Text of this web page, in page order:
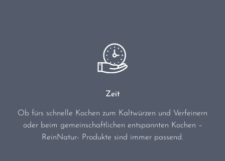
Zeit
Ob fürs schnelle Kochen zum Kaltwürzen und Verfeinern
oder beim gemeinschaftlichen entspannten Kochen –
ReinNatur- Produkte sind immer passend.